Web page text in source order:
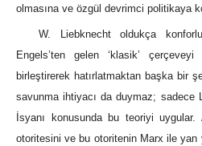
olmasına ve özgül devrimci politikaya
W. Liebknecht oldukça
Engels’ten gelen ‘klasik’
birleştirerek hatırlatmaktan başka bir
savunma ihtiyacı da duymaz; sadece
İsyanı konusunda bu teoriyi
otoritesini ve bu otoritenin Marx ile yan